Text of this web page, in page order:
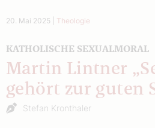
20. Mai 2025 Theologie
KATHOLISCHE SEXUALMORAL
Martin Lintner
gehört zur guten
Stefan Kronthaler